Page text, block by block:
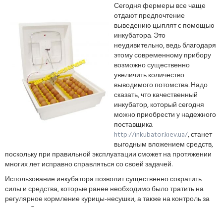
Сегодня фермеры все чаще
отдают предпочтение
выведению цыплят с помощью
инкубатора. Это
неудивительно, ведь благодаря
этому современному прибору
возможно существенно
увеличить количество
выводимого потомства. Надо
сказать, что качественный
инкубатор, который сегодня
можно приобрести у надежного
поставщика
http://inkubator.kiev.ua/, станет
выгодным вложением средств,
поскольку при правильной эксплуатации сможет на протяжении
многих лет исправно справляться со своей задачей.
Использование инкубатора позволит существенно сократить
силы и средства, которые ранее необходимо было тратить на
регулярное кормление курицы-несушки, а также на контроль за